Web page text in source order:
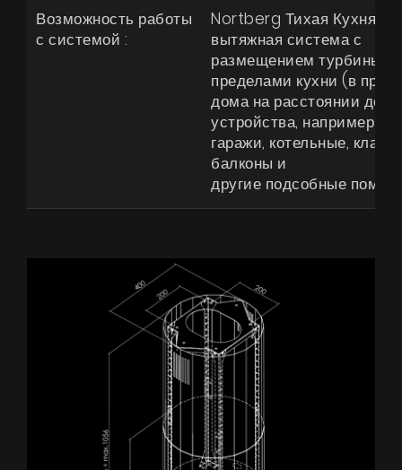
Возможность работы
с системой :
Nortberg Тихая Кухня -
вытяжная система с
размещением турбины за
пределами кухни (в
дома на расстоянии до 4
устройства, например
гаражи, котельные,
балконы и
другие подсобные